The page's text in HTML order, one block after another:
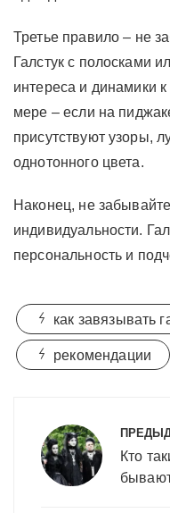
Третье правило – не
Галстук с полосками
интереса и динамики
мере – если на
присутствуют узоры,
однотонного цвета.
Наконец, не
индивидуальности.
персональность и
как завязывать
рекомендации
записям
Кто